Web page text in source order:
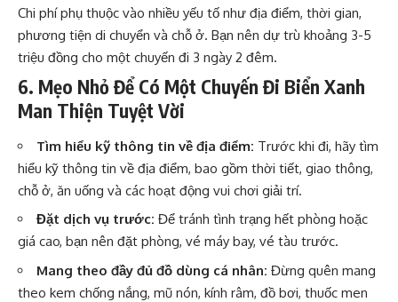
Chi phí phụ thuộc vào nhiều yếu tố như địa điểm, thời gian,
phương tiện di chuyển và chỗ ở. Bạn nên dự trù khoảng 3-5
triệu đồng cho một chuyến đi 3 ngày 2 đêm.
6. Mẹo Nhỏ Để Có Một Chuyến Đi Biển Xanh
Man Thiện Tuyệt Vời
Tìm hiểu kỹ thông tin về địa điểm: Trước khi đi, hãy tìm
hiểu kỹ thông tin về địa điểm, bao gồm thời tiết, giao thông,
chỗ ở, ăn uống và các hoạt động vui chơi giải trí.
Đặt dịch vụ trước: Để tránh tình trạng hết phòng hoặc
giá cao, bạn nên đặt phòng, vé máy bay, vé tàu trước.
Mang theo đầy đủ đồ dùng cá nhân: Đừng quên mang
theo kem chống nắng, mũ nón, kính râm, đồ bơi, thuốc men